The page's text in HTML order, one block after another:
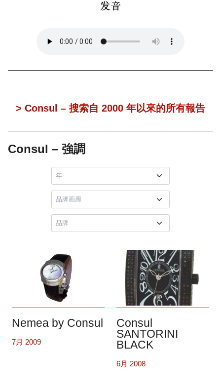
> Consul – 搜索自 2000 年以來的所有報告
Consul – 強調
Nemea by Consul
7月 2009
Consul
SANTORINI
BLACK
6月 2008